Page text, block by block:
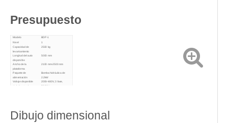
Presupuesto
Modelo BDP-1
Nivel 1
Capacidad de
levantamiento
2500 kg
Longitud del auto
disponible
5000 mm
Ancho de la
plataforma
2100 mm-2500 mm
Paquete de
alimentación
Bomba hidráulica de
2.2kW
Voltaje disponible
de la fuente de
200V-480V, 3 fase,
50/60Hz
Dibujo dimensional